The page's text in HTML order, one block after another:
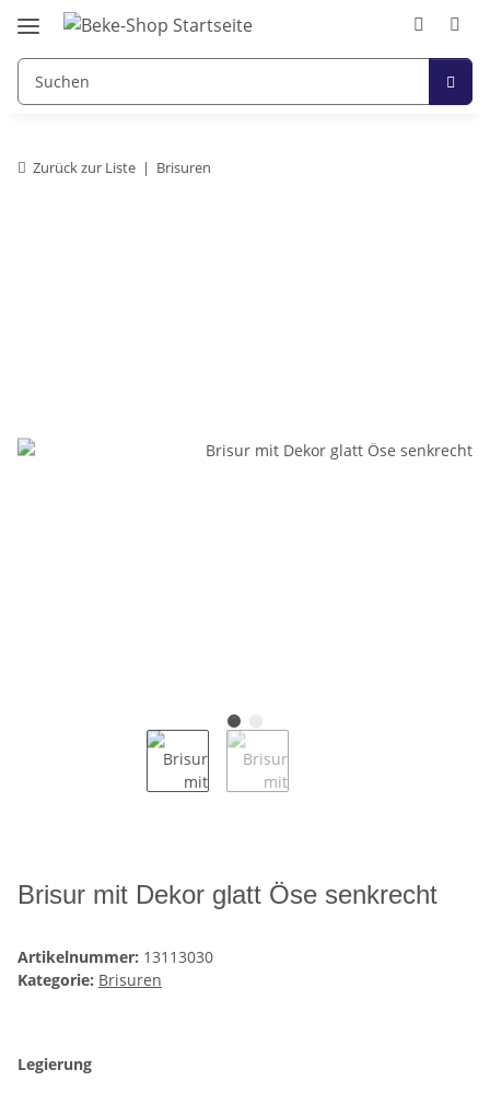
Zurück zur Liste Brisuren
Brisur mit Dekor glatt Öse senkrecht
Artikelnummer: 13113030
Kategorie: Brisuren
Legierung